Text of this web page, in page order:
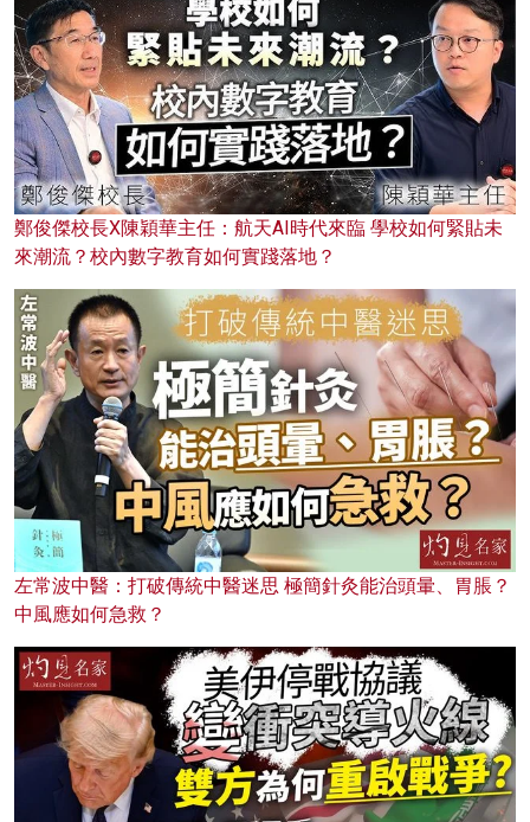
鄭俊傑校長X陳穎華主任：航天AI時代來臨 學校如何緊貼未
來潮流？校內數字教育如何實踐落地？
左常波中醫：打破傳統中醫迷思 極簡針灸能治頭暈、胃脹？
中風應如何急救？